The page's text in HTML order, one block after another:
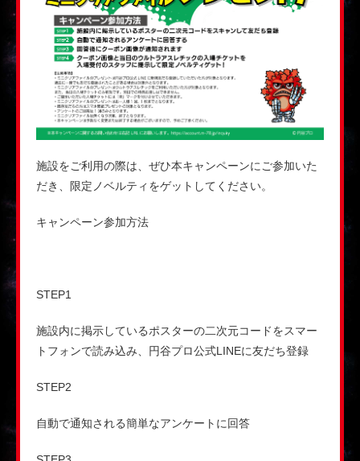
施設をご利用の際は、ぜひ本キャンペーンにご参加いた
だき、限定ノベルティをゲットしてください。
キャンペーン参加方法
STEP1
施設内に掲示しているポスターの二次元コードをスマー
トフォンで読み込み、円谷プロ公式LINEに友だち登録
STEP2
自動で通知される簡単なアンケートに回答